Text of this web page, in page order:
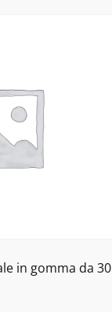
in gomma da 30